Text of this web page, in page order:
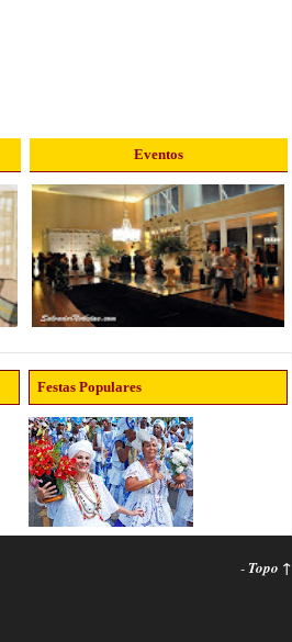
Eventos
Festas Populares
- Topo ↑